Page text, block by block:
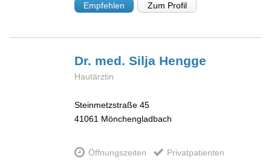
Empfehlen Zum Profil
Dr. med. Silja Hengge
Hautärztin
Steinmetzstraße 45
41061 Mönchengladbach
Öffnungszeiten Privatpatienten